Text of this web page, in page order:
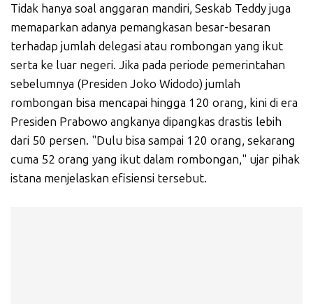
Tidak hanya soal anggaran mandiri, Seskab Teddy juga
memaparkan adanya pemangkasan besar-besaran
terhadap jumlah delegasi atau rombongan yang ikut
serta ke luar negeri. Jika pada periode pemerintahan
sebelumnya (Presiden Joko Widodo) jumlah
rombongan bisa mencapai hingga 120 orang, kini di era
Presiden Prabowo angkanya dipangkas drastis lebih
dari 50 persen. "Dulu bisa sampai 120 orang, sekarang
cuma 52 orang yang ikut dalam rombongan," ujar pihak
istana menjelaskan efisiensi tersebut.